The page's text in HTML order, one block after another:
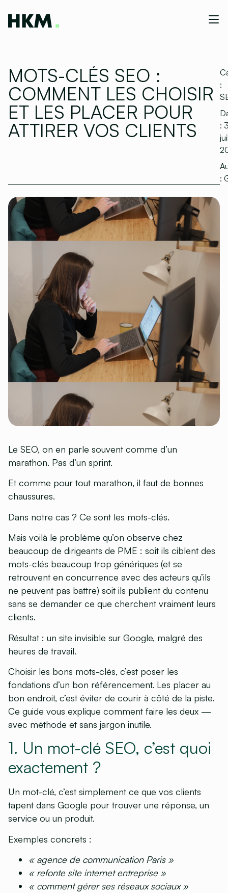
MOTS-CLÉS SEO :
COMMENT LES CHOISIR
ET LES PLACER POUR
ATTIRER VOS CLIENTS
:
:
:
Le SEO, on en parle souvent comme d’un
marathon. Pas d’un sprint.
Et comme pour tout marathon, il faut de bonnes
chaussures.
Dans notre cas ? Ce sont les mots-clés.
Mais voilà le problème qu’on observe chez
beaucoup de dirigeants de PME : soit ils ciblent des
mots-clés beaucoup trop génériques (et se
retrouvent en concurrence avec des acteurs qu’ils
ne peuvent pas battre) soit ils publient du contenu
sans se demander ce que cherchent vraiment leurs
clients.
Résultat : un site invisible sur Google, malgré des
heures de travail.
Choisir les bons mots-clés, c’est poser les
fondations d’un bon référencement. Les placer au
bon endroit, c’est éviter de courir à côté de la piste.
Ce guide vous explique comment faire les deux —
avec méthode et sans jargon inutile.
1. Un mot-clé SEO, c’est quoi
exactement ?
Un mot-clé, c’est simplement ce que vos clients
tapent dans Google pour trouver une réponse, un
service ou un produit.
Exemples concrets :
« agence de communication Paris »
« refonte site internet entreprise »
« comment gérer ses réseaux sociaux »